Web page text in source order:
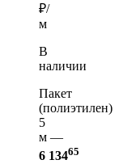
₽/
м
В
наличии
Пакет
(полиэтилен)
5
м —
6 13465